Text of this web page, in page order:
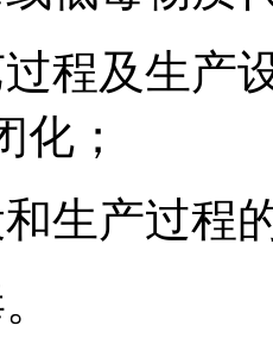
程及生产
化；
生产过程